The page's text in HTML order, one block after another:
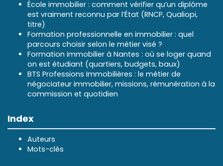
École immobilier : comment vérifier qu’un diplôme
est vraiment reconnu par l’État (RNCP, Qualiopi,
titre)
Formation professionnelle en immobilier : quel
parcours choisir selon le métier visé ?
Formation immobilier à Nantes : où se loger quand
on est étudiant (quartiers, budgets, baux)
BTS Professions Immobilières : le métier de
négociateur immobilier, missions, rémunération à la
commission et quotidien
Index
Auteurs
Mots-clés